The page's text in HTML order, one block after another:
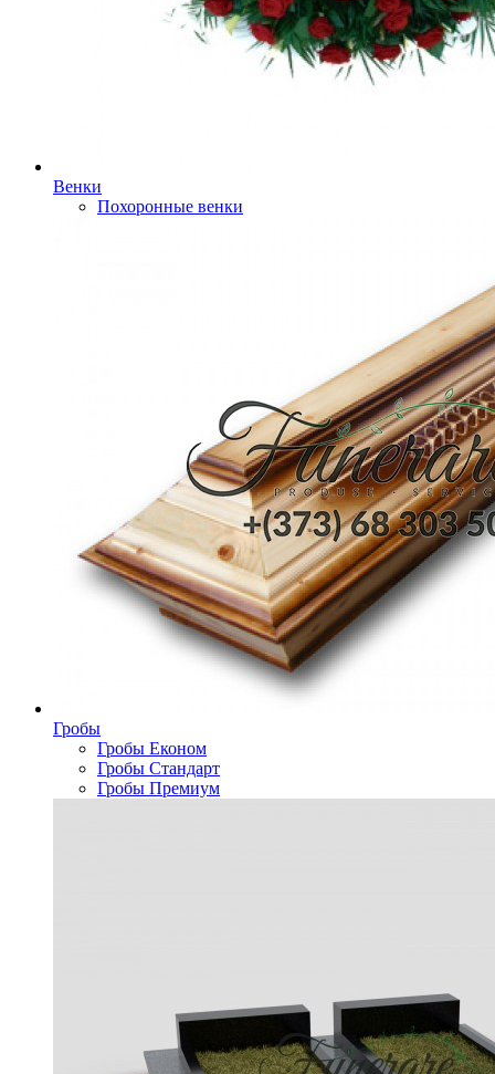
Венки
Похоронные венки
Гробы
Гробы Економ
Гробы Стандарт
Гробы Премиум